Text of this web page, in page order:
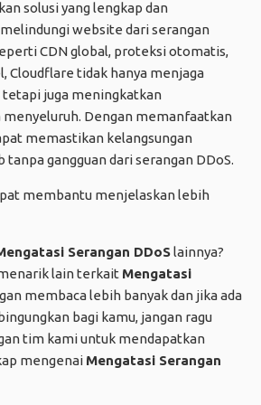
solusi yang lengkap dan
website dari serangan
CDN global, proteksi otomatis,
Cloudflare tidak hanya menjaga
juga meningkatkan
menyeluruh. Dengan memanfaatkan
memastikan kelangsungan
gangguan dari serangan DDoS.
membantu menjelaskan lebih
Serangan DDoSlainnya?
lain terkait Mengatasi
membaca lebih banyak dan jika ada
bagi kamu, jangan ragu
tim kami untuk mendapatkan
mengenai Mengatasi Serangan